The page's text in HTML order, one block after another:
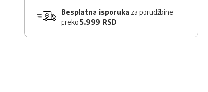
Besplatna isporuka za porudžbine
preko 5.999 RSD